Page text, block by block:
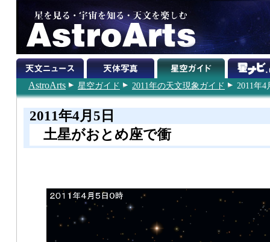
AstroArts 星空ガイド 2011年の天文現象ガイド 2011年4
2011年4月5日
土星がおとめ座で衝